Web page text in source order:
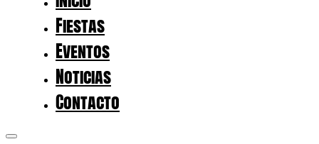
Fiestas
Eventos
Noticias
Contacto